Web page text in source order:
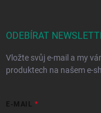
ODEBÍRAT
Vložte svůj e-mail a my
produktech na našem e-
E-MAIL